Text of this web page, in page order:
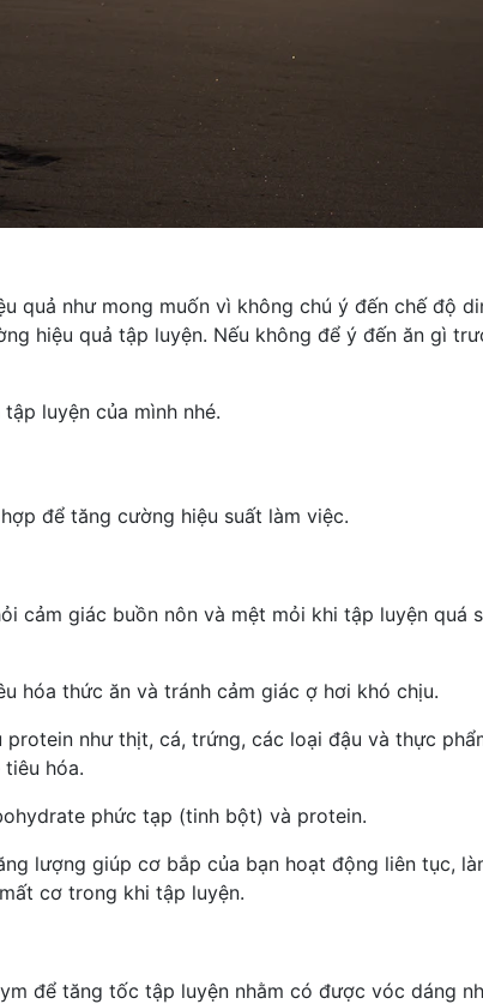
quả như mong muốn vì không chú ý đến chế độ
hiệu quả tập luyện. Nếu không để ý đến ăn gì
luyện của mình nhé.
để tăng cường hiệu suất làm việc.
cảm giác buồn nôn và mệt mỏi khi tập luyện quá
hóa thức ăn và tránh cảm giác ợ hơi khó chịu.
như thịt, cá, trứng, các loại đậu và thực
hóa.
phức tạp (tinh bột) và protein.
lượng giúp cơ bắp của bạn hoạt động liên tục,
cơ trong khi tập luyện.
để tăng tốc tập luyện nhằm có được vóc dáng